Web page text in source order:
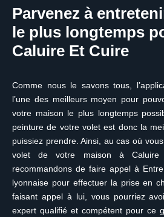
Parvenez à
le plus longtemps
Caluire Et Cuire
Comme nous le savons tous,
l’une des meilleurs moyen pour
votre maison le plus longtemps
peinture de votre volet est donc la
puissiez prendre. Ainsi, au cas où
volet de votre maison à
recommandons de faire appel à
lyonnaise pour effectuer la prise en
faisant appel à lui, vous pourriez
expert qualifié et compétent pour ce